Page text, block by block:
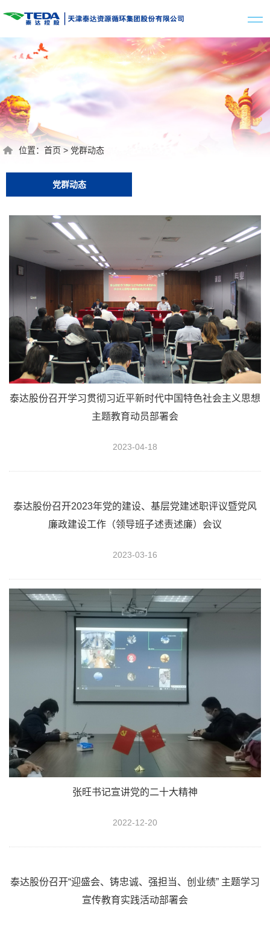
位置： 首页 > 党群动态
党群动态
泰达股份召开学习贯彻习近平新时代中国特色社会主义思想
主题教育动员部署会
2023-04-18
泰达股份召开2023年党的建设、基层党建述职评议暨党风
廉政建设工作（领导班子述责述廉）会议
2023-03-16
张旺书记宣讲党的二十大精神
2022-12-20
泰达股份召开“迎盛会、铸忠诚、强担当、创业绩” 主题学习
宣传教育实践活动部署会